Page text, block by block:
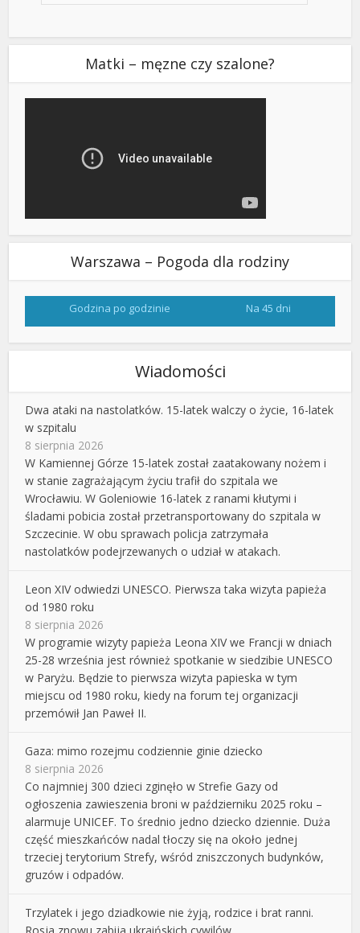
Matki – męzne czy szalone?
Warszawa – Pogoda dla rodziny
Godzina po godzinie Na 45 dni
Wiadomości
Dwa ataki na nastolatków. 15-latek walczy o życie, 16-latek
w szpitalu
8 sierpnia 2026
W Kamiennej Górze 15-latek został zaatakowany nożem i
w stanie zagrażającym życiu trafił do szpitala we
Wrocławiu. W Goleniowie 16-latek z ranami kłutymi i
śladami pobicia został przetransportowany do szpitala w
Szczecinie. W obu sprawach policja zatrzymała
nastolatków podejrzewanych o udział w atakach.
Leon XIV odwiedzi UNESCO. Pierwsza taka wizyta papieża
od 1980 roku
8 sierpnia 2026
W programie wizyty papieża Leona XIV we Francji w dniach
25-28 września jest również spotkanie w siedzibie UNESCO
w Paryżu. Będzie to pierwsza wizyta papieska w tym
miejscu od 1980 roku, kiedy na forum tej organizacji
przemówił Jan Paweł II.
Gaza: mimo rozejmu codziennie ginie dziecko
8 sierpnia 2026
Co najmniej 300 dzieci zginęło w Strefie Gazy od
ogłoszenia zawieszenia broni w październiku 2025 roku –
alarmuje UNICEF. To średnio jedno dziecko dziennie. Duża
część mieszkańców nadal tłoczy się na około jednej
trzeciej terytorium Strefy, wśród zniszczonych budynków,
gruzów i odpadów.
Trzylatek i jego dziadkowie nie żyją, rodzice i brat ranni.